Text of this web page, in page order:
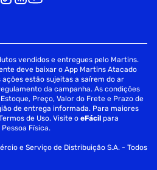
vendidos e entregues pelo Martins.
deve baixar o App Martins Atacado
estão sujeitas a saírem do ar
da campanha. As condições
Preço, Valor do Frete e Prazo de
de entrega informada. Para maiores
de Uso. Visite oeFácil para
Física.
e Serviço de Distribuição S.A. - Todos